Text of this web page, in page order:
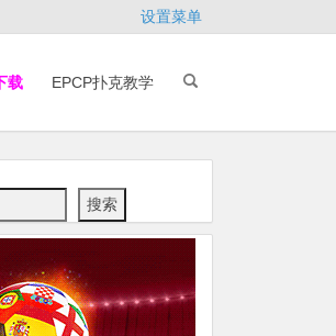
设置菜单
载 EPCP扑克教学
搜索